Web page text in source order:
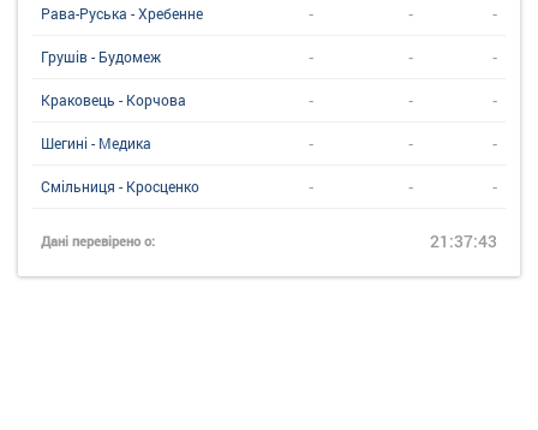
Рава-Руська - Хребенне - - -
Грушів - Будомеж - - -
Краковець - Корчова - - -
Шегині - Медика - - -
Смільниця - Кросценко - - -
Дані перевірено о: 21:37:43